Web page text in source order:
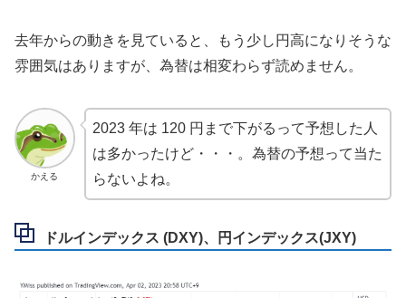
去年からの動きを見ていると、もう少し円高になりそうな
雰囲気はありますが、為替は相変わらず読めません。
かえる
2023 年は 120 円まで下がるって予想した人
は多かったけど・・・。為替の予想って当た
らないよね。
ドルインデックス (DXY)、円インデックス(JXY)